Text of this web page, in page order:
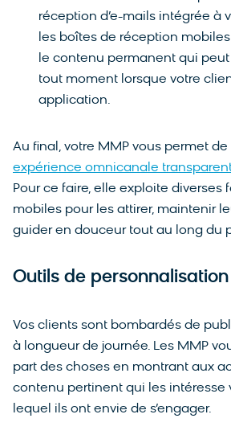
réception d’e-mails intégrée à
les boîtes de réception
le contenu permanent qui
tout moment lorsque votre
application.
Au final, votre MMP vous permet
expérience omnicanale
Pour ce faire, elle exploite diverses
mobiles pour les attirer, maintenir
guider en douceur tout au long du
Outils de
Vos clients sont bombardés de
à longueur de journée. Les MMP
part des choses en montrant aux
contenu pertinent qui les intéresse
lequel ils ont envie de s’engager.